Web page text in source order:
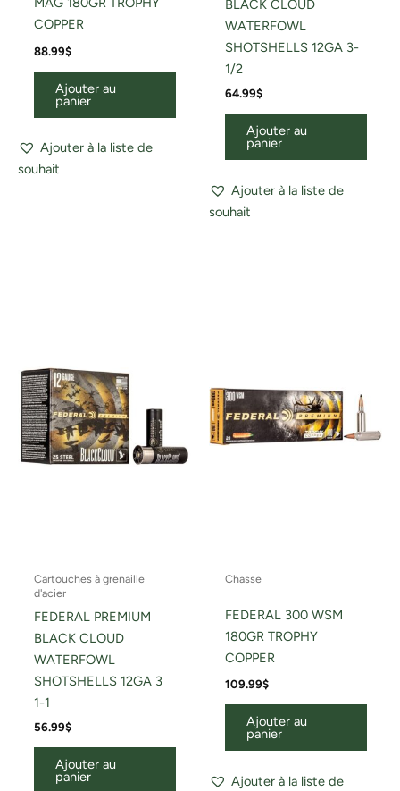
COPPER
88.99$
Ajouter au
panier
Ajouter à la liste de
souhait
BLACK CLOUD
WATERFOWL
SHOTSHELLS 12GA 3-
1/2
64.99$
Ajouter au
panier
Ajouter à la liste de
souhait
Cartouches à grenaille
d'acier
FEDERAL PREMIUM
BLACK CLOUD
WATERFOWL
SHOTSHELLS 12GA 3
1-1
56.99$
Ajouter au
panier
Chasse
FEDERAL 300 WSM
180GR TROPHY
COPPER
109.99$
Ajouter au
panier
Ajouter à la liste de